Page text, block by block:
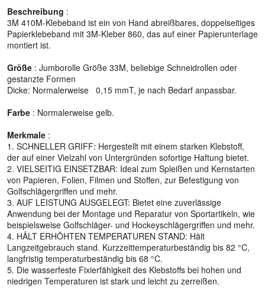
Beschreibung :
3M 410M-Klebeband ist ein von Hand abreißbares, doppelseitiges
Papierklebeband mit 3M-Kleber 860, das auf einer Papierunterlage
montiert ist.
Größe : Jumborolle Größe 33M, beliebige Schneidrollen oder
gestanzte Formen
Dicke: Normalerweise 0,15 mmT, je nach Bedarf anpassbar.
Farbe : Normalerweise gelb.
Merkmale :
1. SCHNELLER GRIFF: Hergestellt mit einem starken Klebstoff,
der auf einer Vielzahl von Untergründen sofortige Haftung bietet.
2. VIELSEITIG EINSETZBAR: Ideal zum Spleißen und Kernstarten
von Papieren, Folien, Filmen und Stoffen, zur Befestigung von
Golfschlägergriffen und mehr.
3. AUF LEISTUNG AUSGELEGT: Bietet eine zuverlässige
Anwendung bei der Montage und Reparatur von Sportartikeln, wie
beispielsweise Golfschläger- und Hockeyschlägergriffen und mehr.
4. HÄLT ERHÖHTEN TEMPERATUREN STAND: Hält
Langzeitgebrauch stand. Kurzzeittemperaturbeständig bis 82 °C,
langfristig temperaturbeständig bis 68 °C.
5. Die wasserfeste Fixierfähigkeit des Klebstoffs bei hohen und
niedrigen Temperaturen ist stark und leicht zu zerreißen.